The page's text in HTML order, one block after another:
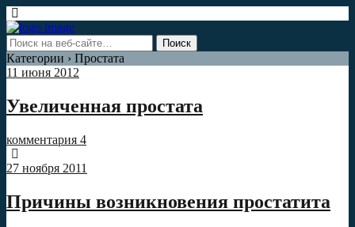
Категории › Простата
11 июня 2012
Увеличенная простата
комментария 4
27 ноября 2011
Причины возникновения простатита